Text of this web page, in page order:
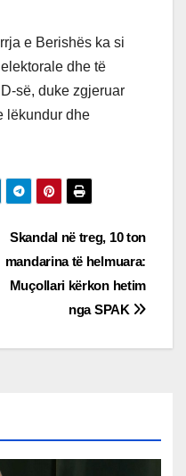
e Berishës ka si
dhe të
së, duke zgjeruar
lëkundur dhe
Skandal në treg, 10 ton
mandarina të helmuara:
Muçollari kërkon hetim
nga SPAK